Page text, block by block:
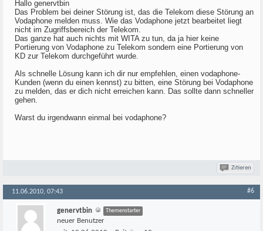
Hallo genervtbin
Das Problem bei deiner Störung ist, das die Telekom diese Störung an
Vodaphone melden muss. Wie das Vodaphone jetzt bearbeitet liegt
nicht im Zugriffsbereich der Telekom.
Das ganze hat auch nichts mit WITA zu tun, da ja hier keine
Portierung von Vodaphone zu Telekom sondern eine Portierung von
KD zur Telekom durchgeführt wurde.
Als schnelle Lösung kann ich dir nur empfehlen, einen vodaphone-
Kunden (wenn du einen kennst) zu bitten, eine Störung bei Vodaphone
zu melden, das er dich nicht erreichen kann. Das sollte dann schneller
gehen.
Warst du irgendwann einmal bei vodaphone?
Zitieren
11.06.2010, 07:43 #6
genervtbin Themenstarter
neuer Benutzer